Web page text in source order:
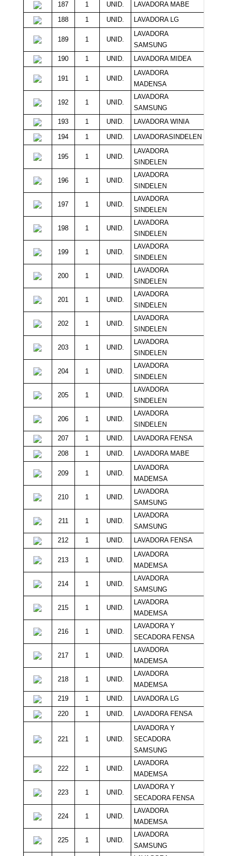
187 1 UNID. LAVADORA MABE
188
1 UNID. LAVADORA LG
189 1 UNID.
LAVADORA
SAMSUNG
190 1 UNID. LAVADORA MIDEA
191 1 UNID.
LAVADORA
MADENSA
192 1 UNID.
LAVADORA
SAMSUNG
193 1 UNID. LAVADORA WINIA
194
1 UNID. LAVADORASINDELEN
195 1 UNID.
LAVADORA
SINDELEN
196 1 UNID.
LAVADORA
SINDELEN
197 1 UNID.
LAVADORA
SINDELEN
198 1 UNID.
LAVADORA
SINDELEN
199 1 UNID.
LAVADORA
SINDELEN
200 1 UNID.
LAVADORA
SINDELEN
201 1 UNID.
LAVADORA
SINDELEN
202 1 UNID.
LAVADORA
SINDELEN
203 1 UNID.
LAVADORA
SINDELEN
204 1 UNID.
LAVADORA
SINDELEN
205 1 UNID.
LAVADORA
SINDELEN
206 1 UNID.
LAVADORA
SINDELEN
207 1 UNID. LAVADORA FENSA
208
1 UNID. LAVADORA MABE
209 1 UNID.
LAVADORA
MADEMSA
210 1 UNID.
LAVADORA
SAMSUNG
211 1 UNID.
LAVADORA
SAMSUNG
212 1 UNID. LAVADORA FENSA
213 1 UNID.
LAVADORA
MADEMSA
214 1 UNID.
LAVADORA
SAMSUNG
215 1 UNID.
LAVADORA
MADEMSA
216 1 UNID.
LAVADORA Y
SECADORA FENSA
217 1 UNID.
LAVADORA
MADEMSA
218 1 UNID.
LAVADORA
MADEMSA
219 1 UNID. LAVADORA LG
220
1 UNID. LAVADORA FENSA
221 1 UNID.
LAVADORA Y
SECADORA
SAMSUNG
222 1 UNID.
LAVADORA
MADEMSA
223 1 UNID.
LAVADORA Y
SECADORA FENSA
224 1 UNID.
LAVADORA
MADEMSA
225 1 UNID.
LAVADORA
SAMSUNG